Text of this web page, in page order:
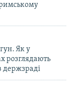
Як у
розглядають
держзраді